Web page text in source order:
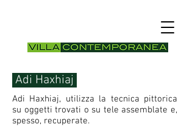
Adi Haxhiaj
Adi Haxhiaj, utilizza la tecnica pittorica
su oggetti trovati o su tele assemblate e,
spesso, recuperate.